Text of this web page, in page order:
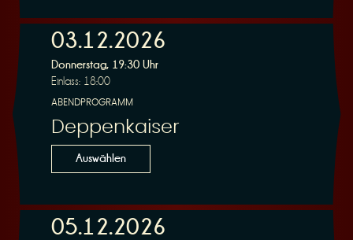
03.12.2026
Donnerstag, 19:30 Uhr
Einlass: 18:00
ABENDPROGRAMM
Deppenkaiser
Auswählen
05.12.2026